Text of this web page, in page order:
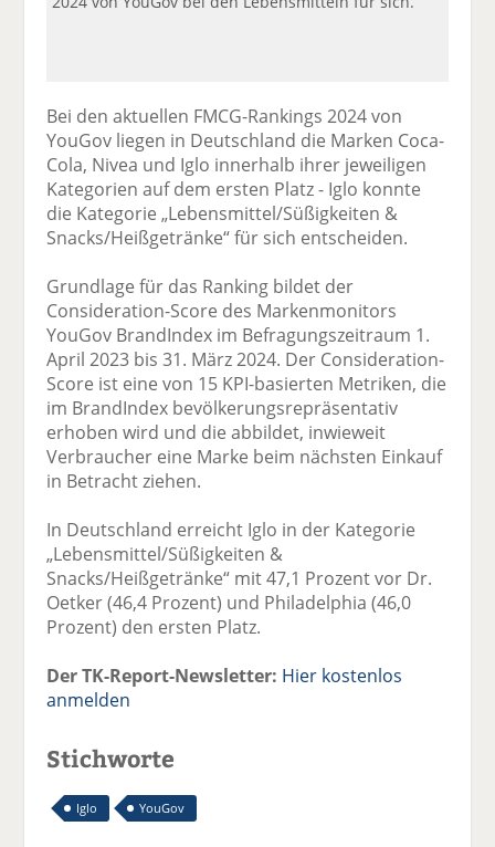
Bei den aktuellen FMCG-Rankings 2024 von
YouGov liegen in Deutschland die Marken Coca-
Cola, Nivea und Iglo innerhalb ihrer jeweiligen
Kategorien auf dem ersten Platz - Iglo konnte
die Kategorie „Lebensmittel/Süßigkeiten &
Snacks/Heißgetränke“ für sich entscheiden.
Grundlage für das Ranking bildet der
Consideration-Score des Markenmonitors
YouGov BrandIndex im Befragungszeitraum 1.
April 2023 bis 31. März 2024. Der Consideration-
Score ist eine von 15 KPI-basierten Metriken, die
im BrandIndex bevölkerungsrepräsentativ
erhoben wird und die abbildet, inwieweit
Verbraucher eine Marke beim nächsten Einkauf
in Betracht ziehen.
In Deutschland erreicht Iglo in der Kategorie
„Lebensmittel/Süßigkeiten &
Snacks/Heißgetränke“ mit 47,1 Prozent vor Dr.
Oetker (46,4 Prozent) und Philadelphia (46,0
Prozent) den ersten Platz.
Der TK-Report-Newsletter: Hier kostenlos
anmelden
Stichworte
Iglo YouGov